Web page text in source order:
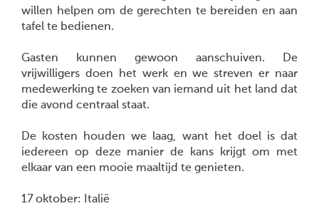
willen helpen om de gerechten te bereiden en aan
tafel te bedienen.
Gasten kunnen gewoon aanschuiven. De
vrijwilligers doen het werk en we streven er naar
medewerking te zoeken van iemand uit het land dat
die avond centraal staat.
De kosten houden we laag, want het doel is dat
iedereen op deze manier de kans krijgt om met
elkaar van een mooie maaltijd te genieten.
17 oktober: Italië